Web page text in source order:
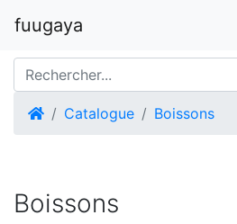
fuugaya
Accueil
Catalogue Boissons
Boissons